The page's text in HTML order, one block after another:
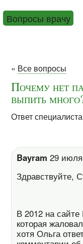
Вопросы врачу
« Все вопросы
Почему нет
выпить
Ответ
Bayram 29
Здравствуйте,
В 2012 на
которая
хотя Ольга